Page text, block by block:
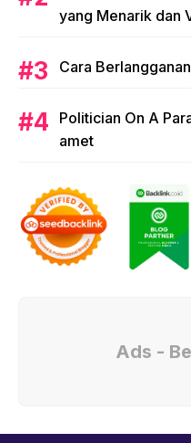
yang Menarik dan
Cara
Politician On A
amet
Ads -